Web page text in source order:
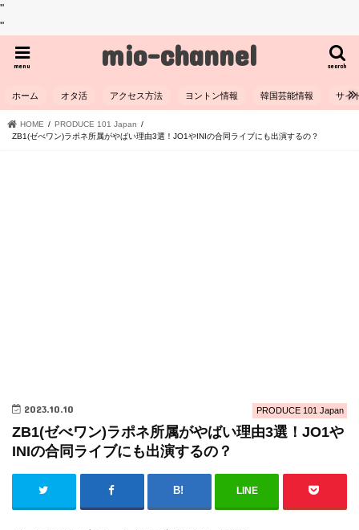
"
"
mio-channel search
menu
ホーム オタ活 アクセス方法 ヨントン情報 韓国芸能情報 サイ
HOME
PRODUCE 101 Japan
ZB1(ゼべワン)ラポネ所属がやばい理由3選！JO1やINIの合同ライブにも出演するの？
PRODUCE 101 Japan
2023.10.10
ZB1(ゼべワン)ラポネ所属がやばい理由3選！JO1や
INIの合同ライブにも出演するの？
LINE